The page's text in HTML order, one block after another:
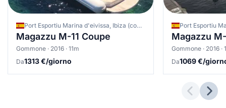
Port Esportiu Marina d'eivissa, Ibiza (comune), Spagna
Magazzu M-11 Coupe
Gommone · 2016 · 11m
Da1313 €/giorno
Magazzu
Gommone · 2016 ·
Da1069 €/